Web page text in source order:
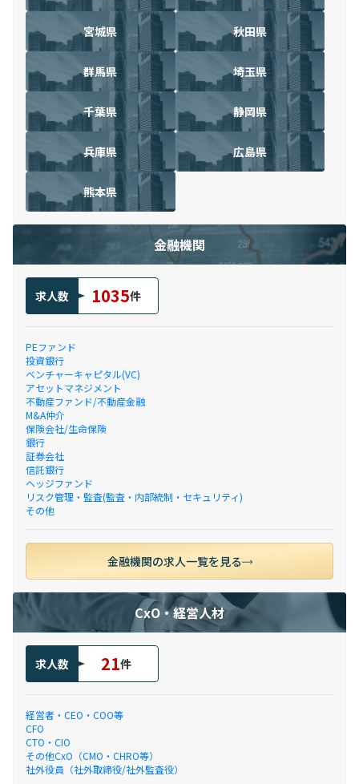
宮城県 秋田県
群馬県 埼玉県
千葉県 静岡県
兵庫県 広島県
熊本県
金融機関
求人数 1035件
PEファンド
投資銀行
ベンチャーキャピタル(VC)
アセットマネジメント
不動産ファンド/不動産金融
M&A仲介
保険会社/生命保険
銀行
証券会社
信託銀行
ヘッジファンド
リスク管理・監査(監査・内部統制・セキュリティ)
その他
金融機関の求人一覧を見る
CxO・経営人材
求人数 21件
経営者・CEO・COO等
CFO
CTO・CIO
その他CxO（CMO・CHRO等）
社外役員（社外取締役/社外監査役）